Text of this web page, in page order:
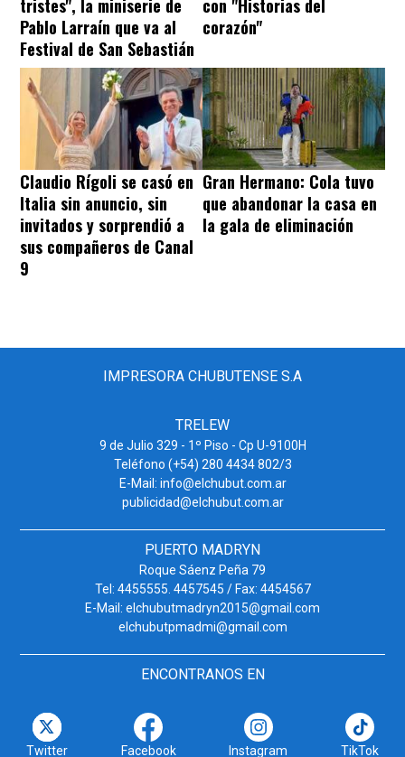
tristes", la miniserie de
Pablo Larraín que va al
Festival de San Sebastián
con "Historias del
corazón"
Claudio Rígoli se casó en
Italia sin anuncio, sin
invitados y sorprendió a
sus compañeros de Canal
9
Gran Hermano: Cola tuvo
que abandonar la casa en
la gala de eliminación
IMPRESORA CHUBUTENSE S.A
TRELEW
9 de Julio 329 - 1º Piso - Cp U-9100H
Teléfono (+54) 280 4434 802/3
E-Mail: info@elchubut.com.ar
publicidad@elchubut.com.ar
PUERTO MADRYN
Roque Sáenz Peña 79
Tel: 4455555. 4457545 / Fax: 4454567
E-Mail: elchubutmadryn2015@gmail.com
elchubutpmadmi@gmail.com
ENCONTRANOS EN
Twitter Facebook Instagram TikTok